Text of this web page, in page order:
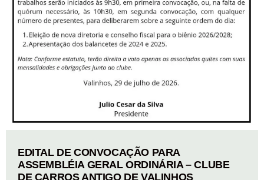
EDITAL DE CONVOCAÇÃO PARA
ASSEMBLÉIA GERAL ORDINÁRIA – CLUBE
DE CARROS ANTIGO DE VALINHOS